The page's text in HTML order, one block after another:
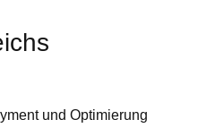
und Optimierung